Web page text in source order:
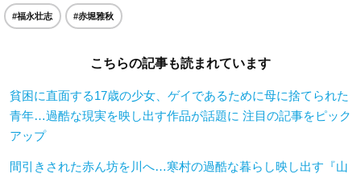
#福永壮志 #赤堀雅秋
こちらの記事も読まれています
貧困に直面する17歳の少女、ゲイであるために母に捨てられた
青年…過酷な現実を映し出す作品が話題に 注目の記事をピック
アップ
間引きされた赤ん坊を川へ…寒村の過酷な暮らし映し出す『山